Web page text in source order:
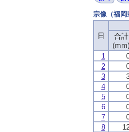
宗像（福
日
合計
(mm)
1
2
3
4
5
6
7
8
日
合計
(mm)
1
2
3
4
5
6
7
8
日
合計
(mm)
1
2
3
4
5
6
7
8
日
合計
(mm)
1
2
3
4
5
6
7
8